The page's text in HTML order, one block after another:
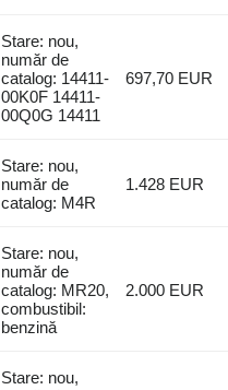
Stare: nou,
număr de
catalog: 14411-
00K0F 14411-
00Q0G 14411
697,70 EUR
Stare: nou,
număr de
catalog: M4R
1.428 EUR
Stare: nou,
număr de
catalog: MR20,
combustibil:
benzină
2.000 EUR
Stare: nou,